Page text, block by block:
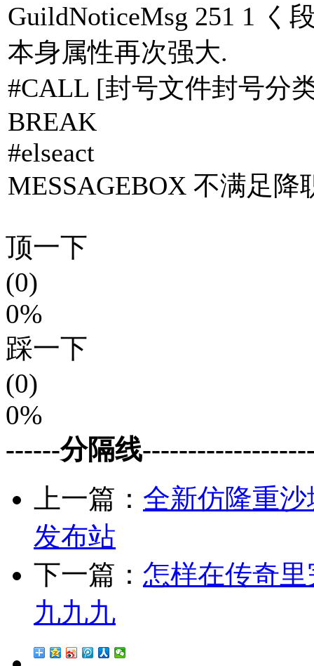
GuildNoticeMsg 251 1 く
本身属性再次强大.
#CALL [封号文件封号分
BREAK
#elseact
MESSAGEBOX 不满足
顶一下
(0)
0%
踩一下
(0)
0%
------分隔线
上一篇： 全新仿隆重
发布站
下一篇： 怎样在传奇
九九九